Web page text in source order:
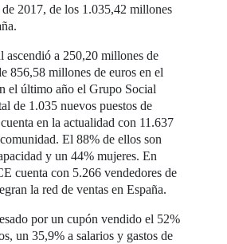
2017, de los 1.035,42 millones
ascendió a 250,20 millones de
856,58 millones de euros en el
el último año el Grupo Social
de 1.035 nuevos puestos de
en la actualidad con 11.637
El 88% de ellos son
y un 44% mujeres. En
cuenta con 5.266 vendedores de
la red de ventas en España.
por un cupón vendido el 52%
un 35,9% a salarios y gastos de